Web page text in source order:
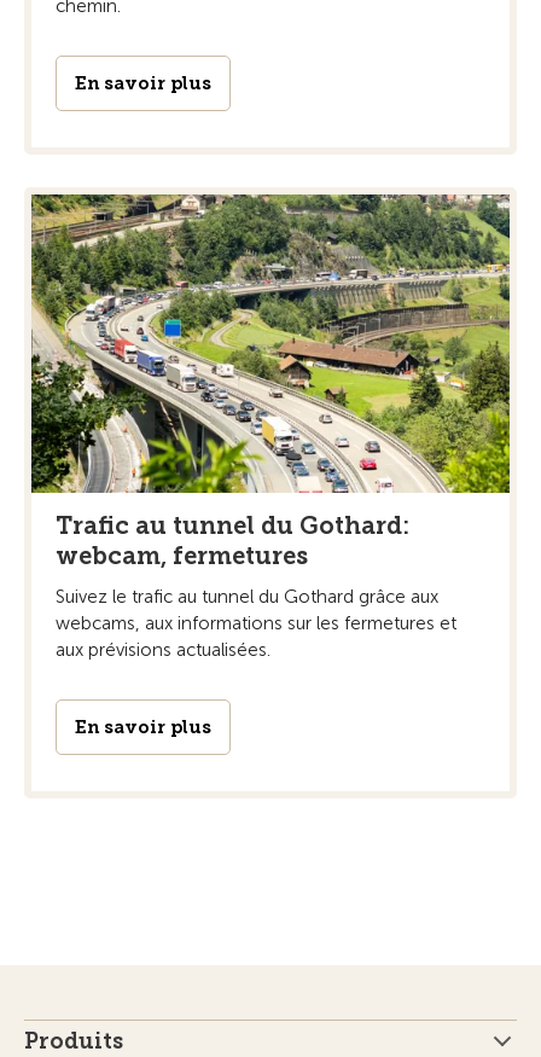
chemin.
En savoir plus
Trafic au tunnel du Gothard:
webcam, fermetures
Suivez le trafic au tunnel du Gothard grâce aux
webcams, aux informations sur les fermetures et
aux prévisions actualisées.
En savoir plus
Produits